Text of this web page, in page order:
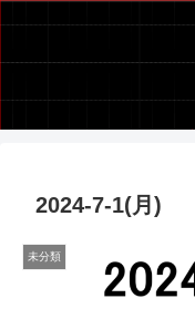
2024-7-1(月)
未分類